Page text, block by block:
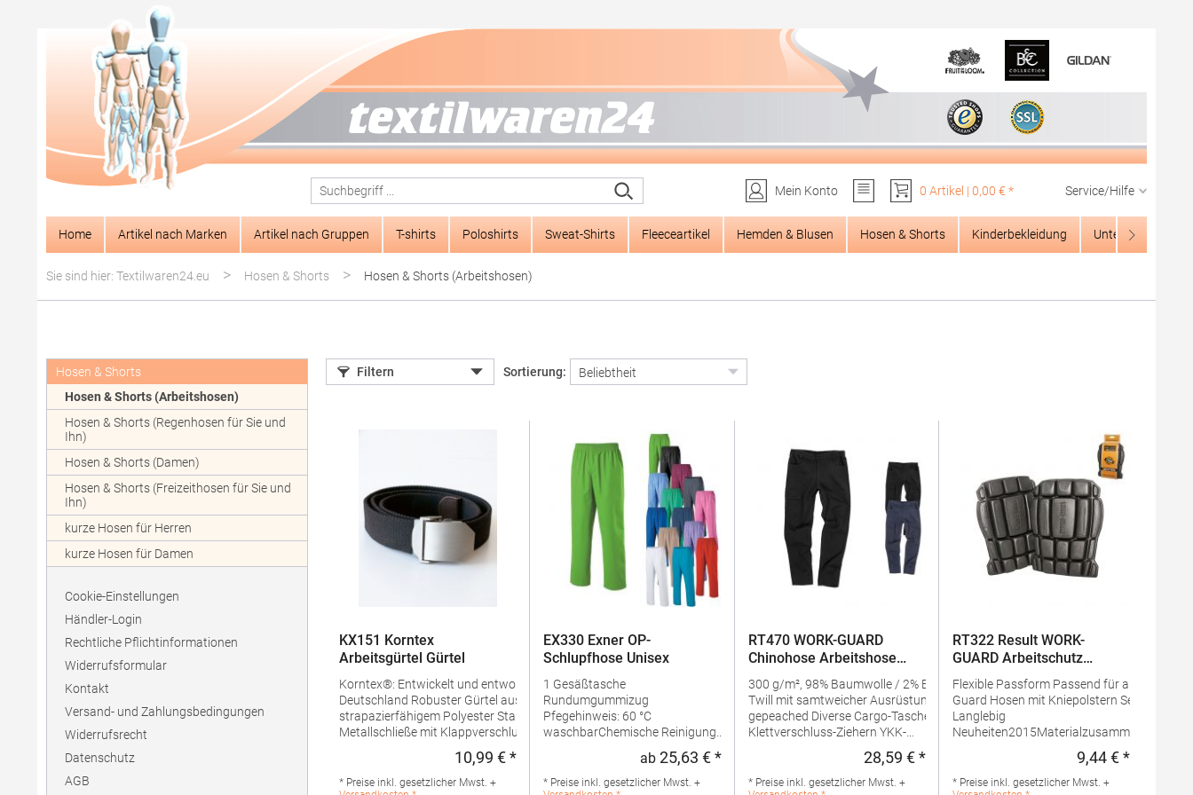
Zur Hauptnavigation springen
Mein Konto
0 Artikel | 0,00 € * Service/Hilfe
Home Artikel nach Marken Artikel nach Gruppen T-shirts Poloshirts Sweat-Shirts Fleeceartikel Hemden & Blusen Hosen & Shorts Kinderbekleidung Unterwäsche
Sie sind hier: Textilwaren24.eu > Hosen & Shorts > Hosen & Shorts (Arbeitshosen)
Hosen & Shorts
Hosen & Shorts (Arbeitshosen)
Hosen & Shorts (Regenhosen für Sie und
Ihn)
Hosen & Shorts (Damen)
Hosen & Shorts (Freizeithosen für Sie und
Ihn)
kurze Hosen für Herren
kurze Hosen für Damen
Cookie-Einstellungen
Händler-Login
Rechtliche Pflichtinformationen
Widerrufsformular
Kontakt
Versand- und Zahlungsbedingungen
Widerrufsrecht
Datenschutz
AGB
Filtern Sortierung:
KX151 Korntex
Arbeitsgürtel Gürtel
Korntex®: Entwickelt und entworfen in
Deutschland Robuster Gürtel aus
strapazierfähigem Polyester Stabile
Metallschließe mit Klappverschluss
kürzbar Mit EAN Barcode
Regulärer Preis:
10,99 € *
* Preise inkl. gesetzlicher Mwst. +
EX330 Exner OP-
Schlupfhose Unisex
1 Gesäßtasche
Rundumgummizug
Pfegehinweis: 60 °C
waschbarChemische Reinigung
erlaubtGrammatur: 175
g/m²Materialzusammensetzung:
Regulärer Preis:
ab 25,63 € *
* Preise inkl. gesetzlicher Mwst. +
RT470 WORK-GUARD
Chinohose Arbeitshose
Langhose
300 g/m², 98% Baumwolle / 2% Elasthan-
Twill mit samtweicher Ausrüstung
gepeached Diverse Cargo-Taschen mit
Klettverschluss-Ziehern YKK-
stark beanspruchten Stellen Doppelte
Regulärer Preis:
28,59 € *
* Preise inkl. gesetzlicher Mwst. +
RT322 Result WORK-
GUARD Arbeitschutz
Knieschoner
Flexible Passform Passend für alle Work-
Guard Hosen mit Kniepolstern Sehr leicht
Langlebig
Neuheiten2015Materialzusammensetzung:
Produktsicherheit:Herst.-Nr.:
R322XHersteller: Result Clothing Ltd.
Regulärer
9,44 € *
* Preise inkl. gesetzlicher Mwst. +